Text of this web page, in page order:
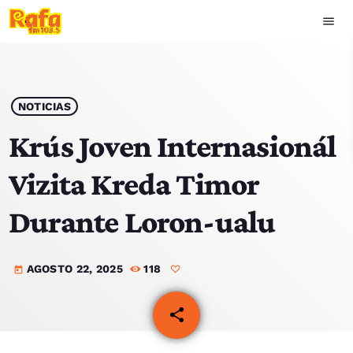
menu
play_arrow OUVIR RAFA
HOME
NOTÍCIAS
EQUIPA
NOTICIAS
Krús Joven Internasionál
Vizita Kreda Timor
Durante Loron-ualu
today AGOSTO 22, 2025 118
share
email